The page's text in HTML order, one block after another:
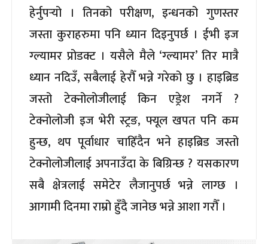
हेर्नुपर्‍यो । तिनको परीक्षण, इन्धनको गुणस्तर
जस्ता कुराहरुमा पनि ध्यान दिइनुपर्छ । ईभी इज
ग्ल्यामर प्रोडक्ट । यसैले मैले ‘ग्ल्यामर’ तिर मात्रै
ध्यान नदिउँ, सबैलाई हेरौँ भन्ने गरेको छु । हाइब्रिड
जस्तो टेक्नोलोजीलाई किन एड्रेश नगर्ने ?
टेक्नोलोजी इज भेरी स्ट्रङ, फ्यूल खपत पनि कम
हुन्छ, थप पूर्वाधार चाहिँदैन भने हाइब्रिड जस्तो
टेक्नोलोजीलाई अपनाउँदा के बिग्रिन्छ ? यसकारण
सबै क्षेत्रलाई समेटेर लैजानुपर्छ भन्ने लाग्छ ।
आगामी दिनमा राम्रो हुँदै जानेछ भन्ने आशा गरौँ ।